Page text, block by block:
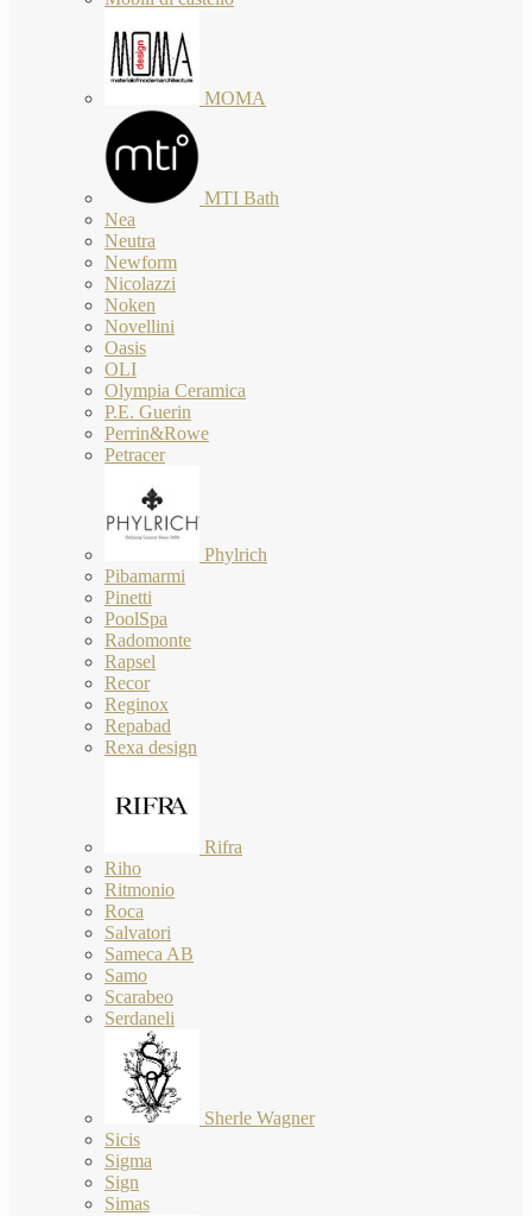
MOMA
MTI Bath
Nea
Neutra
Newform
Nicolazzi
Noken
Novellini
Oasis
OLI
Olympia Ceramica
P.E. Guerin
Perrin&Rowe
Petracer
Phylrich
Pibamarmi
Pinetti
PoolSpa
Radomonte
Rapsel
Recor
Reginox
Repabad
Rexa design
Rifra
Riho
Ritmonio
Roca
Salvatori
Sameca AB
Samo
Scarabeo
Serdaneli
Sherle Wagner
Sicis
Sigma
Sign
Simas